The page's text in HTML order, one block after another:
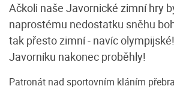
Ačkoli naše Javornické zimní hry
naprostému nedostatku sněhu
tak přesto zimní - navíc
Javorníku nakonec proběhly!
Patronát nad sportovním kláním